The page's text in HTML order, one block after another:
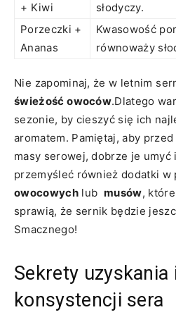
+ Kiwi
słodyczy.
Porzeczki +
Ananas
Kwasowość
równoważy
Nie⁤ zapominaj, że​ w letnim
świeżość⁤ owoców.Dlatego
sezonie, by cieszyć się ich
aromatem. Pamiętaj, ‌aby
masy serowej, dobrze‍ je​ umyć
przemyśleć również dodatki w
owocowychlub ⁤musów,
sprawią, ‌że sernik będzie
Smacznego!
Sekrety uzyskania
konsystencji sera